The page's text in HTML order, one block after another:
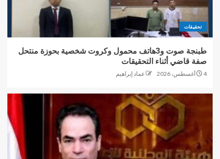
تحقيقات
طبنجة صوت و3هاتف محمول وكروت شخصية بحوزة منتحل
صفة قاضي أثناء التحقيقات
4 أغسطس، 2026 عماد إبراهيم